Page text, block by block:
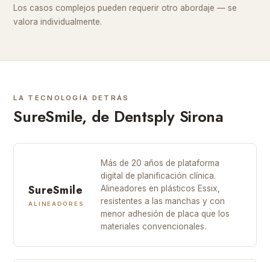
Los casos complejos pueden requerir otro abordaje — se
valora individualmente.
LA TECNOLOGÍA DETRÁS
SureSmile, de Dentsply Sirona
SureSmile
ALINEADORES
Más de 20 años de plataforma
digital de planificación clínica.
Alineadores en plásticos Essix,
resistentes a las manchas y con
menor adhesión de placa que los
materiales convencionales.